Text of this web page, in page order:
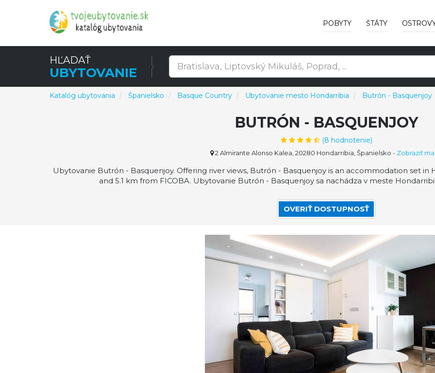
POBYTY ŠTÁTY
HĽADAŤ
UBYTOVANIE
Katalóg ubytovania Španielsko Basque Country Ubytovanie mesto Hondarribia Butrón - Basquenjoy
BUTRÓN - BASQUENJOY
(8 hodnotenie)
2 Almirante Alonso Kalea, 20280 Hondarribia, Španielsko - Zobraziť
Ubytovanie Butrón - Basquenjoy. Offering river views, Butrón - Basquenjoy is an accommodation set in
and 5.1 km from FICOBA. Ubytovanie Butrón - Basquenjoy sa nachádza v meste
OVERIŤ DOSTUPNOSŤ